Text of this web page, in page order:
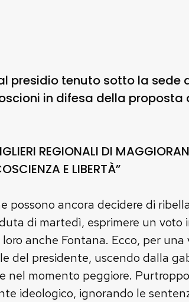
presidio tenuto sotto la sede
in difesa della proposta
REGIONALI DI
E LIBERTÀ”
possono ancora decidere di
di martedì, esprimere un voto
anche Fontana. Ecco, per una
del presidente, uscendo dalla
nel momento peggiore.
ideologico, ignorando le